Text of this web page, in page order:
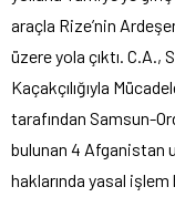
araçla Rize’nin
üzere yola çıktı.
Kaçakçılığıyla
tarafından Samsun-
bulunan 4 Afganistan
haklarında yasal işlem